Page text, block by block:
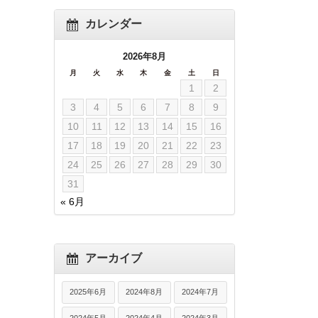
カレンダー
2026年8月
月 火 水 木 金 土 日
1
2
3
4 5 6 7 8
9
10
11 12 13 14 15
16
17
18 19 20 21 22
23
24
25 26 27 28 29
30
31
« 6月
アーカイブ
2025年6月 2024年8月 2024年7月